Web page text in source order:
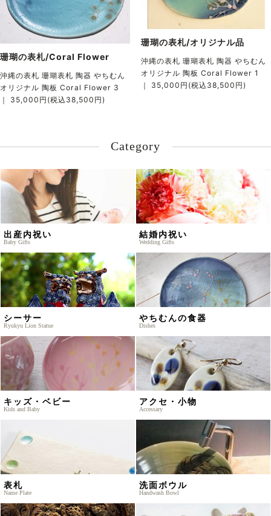
珊瑚の表札/Coral Flower
沖縄の表札 珊瑚表札 陶器 やちむん
オリジナル 陶板 Coral Flower 3
｜ 35,000円(税込38,500円)
珊瑚の表札/オリジナル品
沖縄の表札 珊瑚表札 陶器 やちむん
オリジナル 陶板 Coral Flower 1
｜ 35,000円(税込38,500円)
Category
出産内祝い
Baby Gifts
結婚内祝い
Wedding Gifts
シーサー
Ryukyu Lion Statue
やちむんの食器
Dishes
キッズ・ベビー
Kids and Baby
アクセ・小物
Accessary
表札
Name Plate
洗面ボウル
Handwash Bowl